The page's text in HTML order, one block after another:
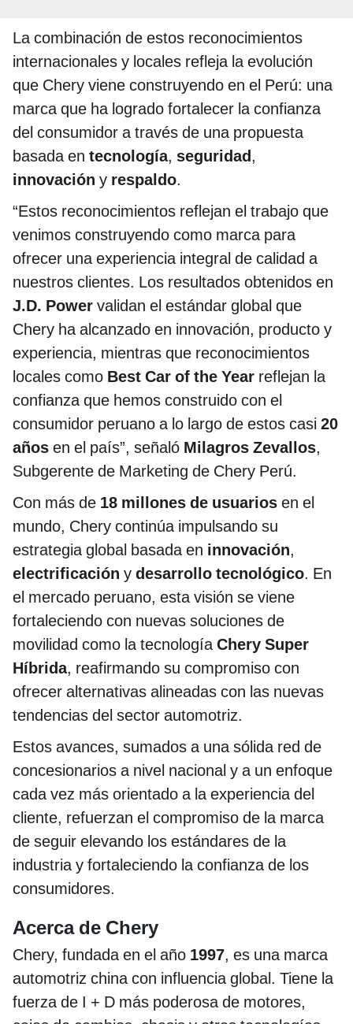
La combinación de estos reconocimientos
internacionales y locales refleja la evolución
que Chery viene construyendo en el Perú: una
marca que ha logrado fortalecer la confianza
del consumidor a través de una propuesta
basada en tecnología, seguridad,
innovación y respaldo.
“Estos reconocimientos reflejan el trabajo que
venimos construyendo como marca para
ofrecer una experiencia integral de calidad a
nuestros clientes. Los resultados obtenidos en
J.D. Power validan el estándar global que
Chery ha alcanzado en innovación, producto y
experiencia, mientras que reconocimientos
locales como Best Car of the Year reflejan la
confianza que hemos construido con el
consumidor peruano a lo largo de estos casi 20
años en el país”, señaló Milagros Zevallos,
Subgerente de Marketing de Chery Perú.
Con más de 18 millones de usuarios en el
mundo, Chery continúa impulsando su
estrategia global basada en innovación,
electrificación y desarrollo tecnológico. En
el mercado peruano, esta visión se viene
fortaleciendo con nuevas soluciones de
movilidad como la tecnología Chery Super
Híbrida, reafirmando su compromiso con
ofrecer alternativas alineadas con las nuevas
tendencias del sector automotriz.
Estos avances, sumados a una sólida red de
concesionarios a nivel nacional y a un enfoque
cada vez más orientado a la experiencia del
cliente, refuerzan el compromiso de la marca
de seguir elevando los estándares de la
industria y fortaleciendo la confianza de los
consumidores.
Acerca de Chery
Chery, fundada en el año 1997, es una marca
automotriz china con influencia global. Tiene la
fuerza de I + D más poderosa de motores,